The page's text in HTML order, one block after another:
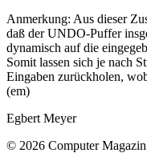
Anmerkung: Aus dieser
daß der UNDO-Puffer
dynamisch auf die
Somit lassen sich je nach
Eingaben zurückholen,
(em)
Egbert Meyer
© 2026 Computer